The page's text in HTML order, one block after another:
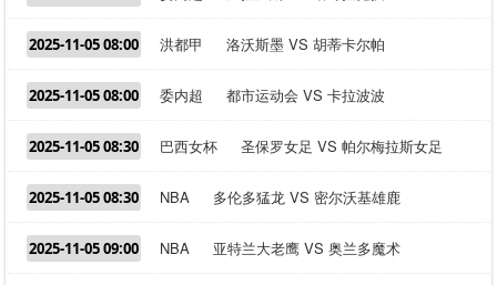
2025-11-05 08:00 洪都甲 洛沃斯墨 VS 胡蒂卡尔帕
2025-11-05 08:00 委内超 都市运动会 VS 卡拉波波
2025-11-05 08:30 巴西女杯 圣保罗女足 VS 帕尔梅拉斯女足
2025-11-05 08:30 NBA 多伦多猛龙 VS 密尔沃基雄鹿
2025-11-05 09:00 NBA 亚特兰大老鹰 VS 奥兰多魔术